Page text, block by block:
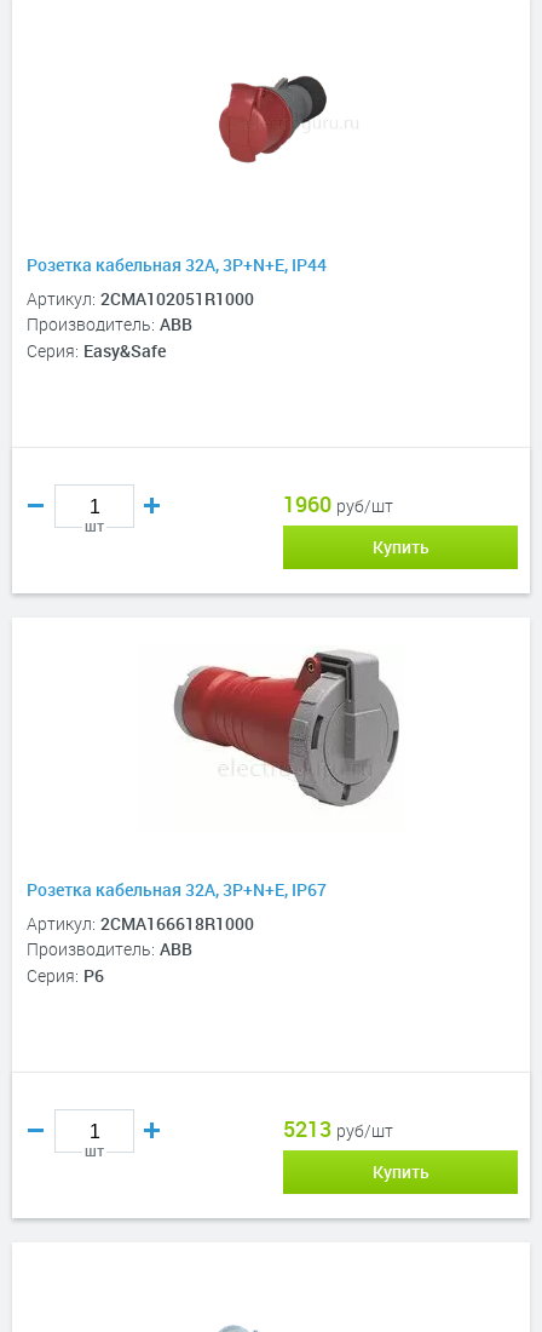
Розетка кабельная 32А, 3P+N+E, IP44
Артикул: 2CMA102051R1000
Производитель: ABB
Серия: Easy&Safe
шт
1960 руб/шт
Купить
Розетка кабельная 32A, 3P+N+E, IP67
Артикул: 2CMA166618R1000
Производитель: ABB
Серия: P6
шт
5213 руб/шт
Купить